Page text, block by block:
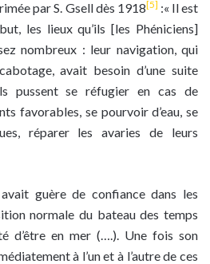
par S. Gsell dès 1918[5] :« Il est
les lieux qu’ils [les Phéniciens]
nombreux : leur navigation, qui
avait besoin d’une suite
ils pussent se réfugier en cas de
favorables, se pourvoir d’eau, se
réparer les avaries de leurs
guère de confiance dans les
normale du bateau des temps
d’être en mer (….). Une fois son
à l’un et à l’autre de ces